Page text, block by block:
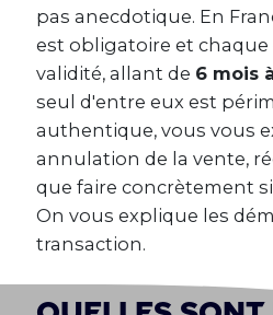
pas anecdotique. En
est obligatoire et
validité, allant de 6 mois
seul d'entre eux est
authentique, vous vous
annulation de la vente,
que faire concrètement
On vous explique les
transaction.